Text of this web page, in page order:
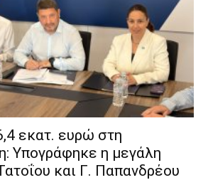
εκατ. ευρώ στη
Υπογράφηκε η μεγάλη
και Γ. Παπανδρέου